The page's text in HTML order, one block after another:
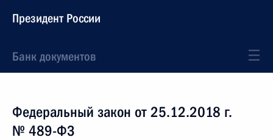
Президент России
Банк документов
Федеральный закон от 25.12.2018 г.
№ 489-ФЗ